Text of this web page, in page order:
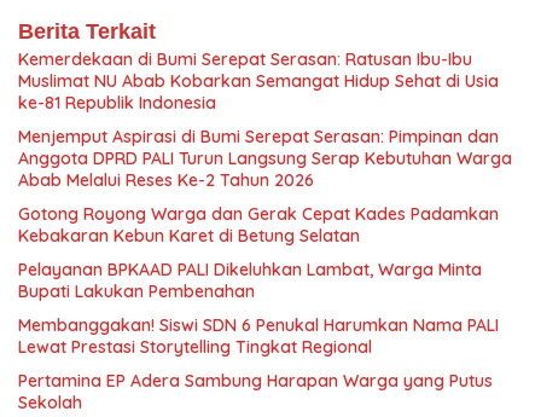
Berita Terkait
Kemerdekaan di Bumi Serepat Serasan: Ratusan Ibu-Ibu
Muslimat NU Abab Kobarkan Semangat Hidup Sehat di Usia
ke-81 Republik Indonesia
Menjemput Aspirasi di Bumi Serepat Serasan: Pimpinan dan
Anggota DPRD PALI Turun Langsung Serap Kebutuhan Warga
Abab Melalui Reses Ke-2 Tahun 2026
Gotong Royong Warga dan Gerak Cepat Kades Padamkan
Kebakaran Kebun Karet di Betung Selatan
Pelayanan BPKAAD PALI Dikeluhkan Lambat, Warga Minta
Bupati Lakukan Pembenahan
Membanggakan! Siswi SDN 6 Penukal Harumkan Nama PALI
Lewat Prestasi Storytelling Tingkat Regional
Pertamina EP Adera Sambung Harapan Warga yang Putus
Sekolah